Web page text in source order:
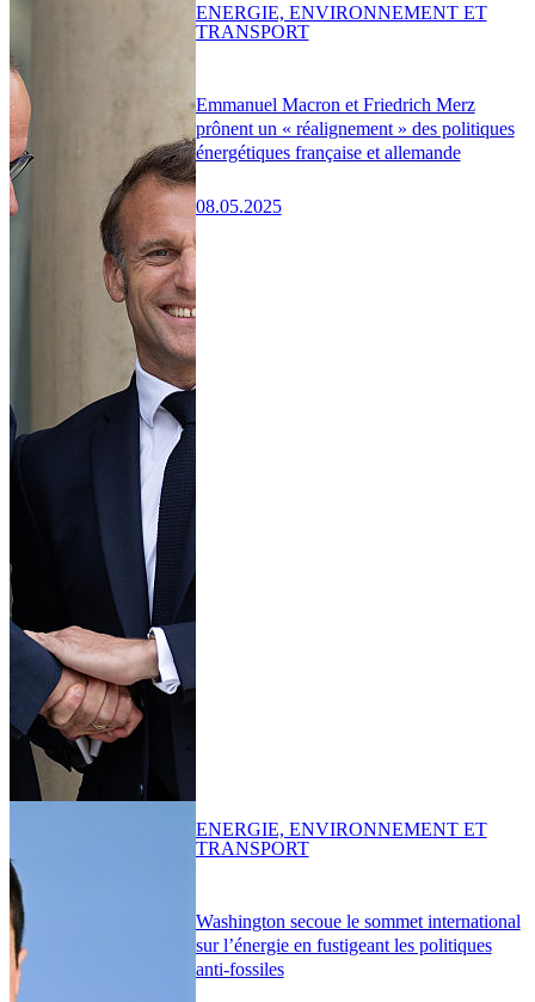
Emmanuel Macron et Friedrich Merz
prônent un « réalignement » des politiques
énergétiques française et allemande
08.05.2025
ENERGIE, ENVIRONNEMENT ET
TRANSPORT
Washington secoue le sommet international
sur l’énergie en fustigeant les politiques
anti-fossiles
ENERGIE, ENVIRONNEMENT ET
TRANSPORT